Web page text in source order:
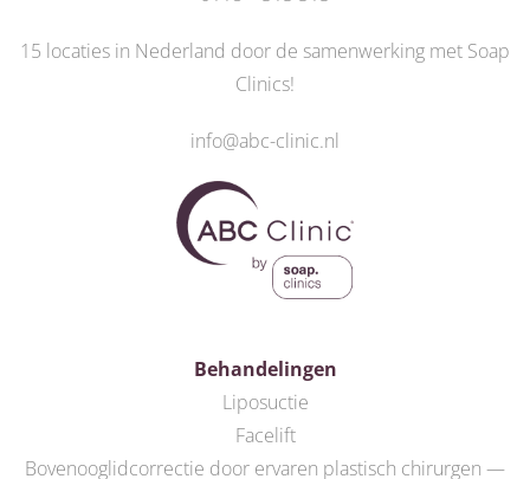
15 locaties in Nederland door de samenwerking met Soap
Clinics!
info@abc-clinic.nl
Behandelingen
Liposuctie
Facelift
Bovenooglidcorrectie door ervaren plastisch chirurgen —